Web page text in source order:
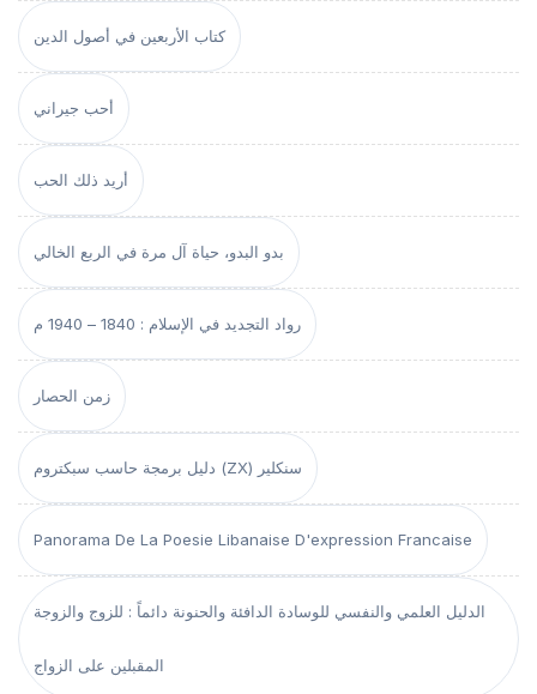
كتاب الأربعين في أصول الدين
أحب جيراني
أريد ذلك الحب
بدو البدو، حياة آل مرة في الربع الخالي
رواد التجديد في الإسلام : 1840 – 1940 م
زمن الحصار
دليل برمجة حاسب سبكتروم (ZX) سنكلير
Panorama De La Poesie Libanaise D'expression Francaise
الدليل العلمي والنفسي للوسادة الدافئة والحنونة دائماً : للزوج والزوجة
المقبلين على الزواج